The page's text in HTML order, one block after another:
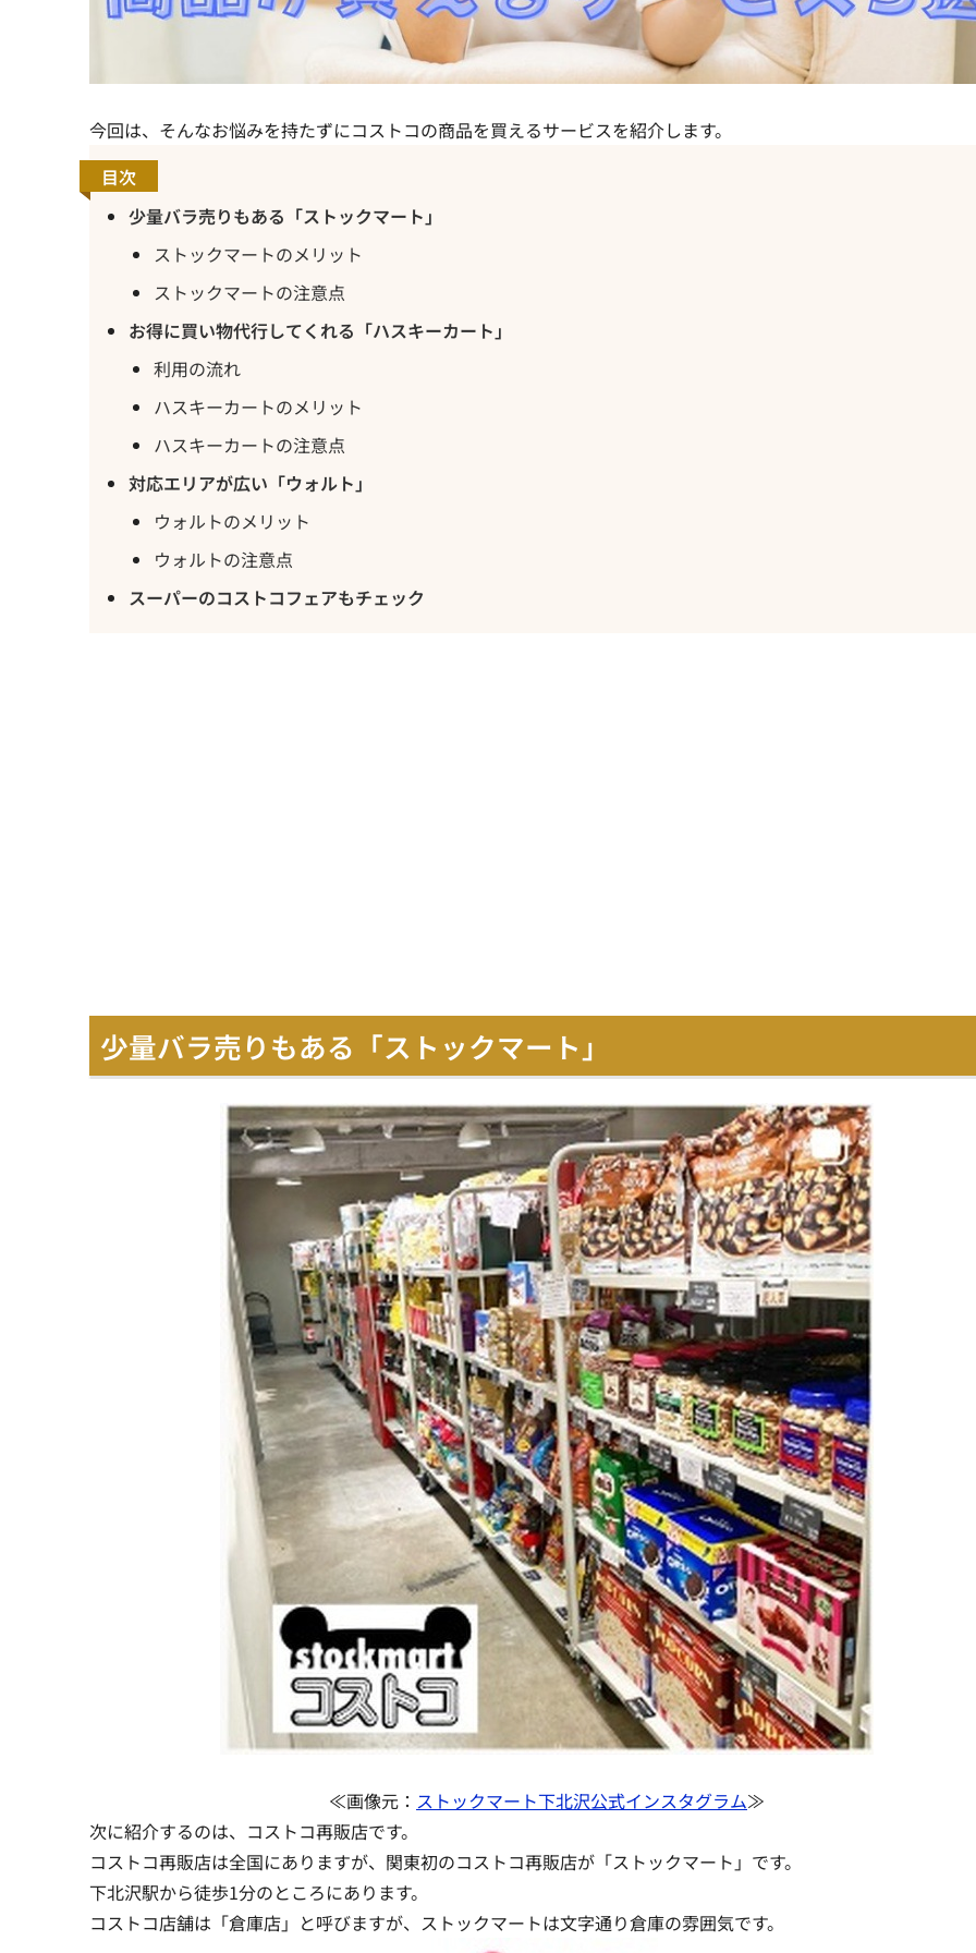
今回は、そんなお悩みを持たずにコストコの商品を買えるサービスを紹介します。
目次
少量バラ売りもある「ストックマート」
ストックマートのメリット
ストックマートの注意点
お得に買い物代行してくれる「ハスキーカート」
利用の流れ
ハスキーカートのメリット
ハスキーカートの注意点
対応エリアが広い「ウォルト」
ウォルトのメリット
ウォルトの注意点
スーパーのコストコフェアもチェック
少量バラ売りもある「ストックマート」
≪画像元： ストックマート下北沢公式インスタグラム≫
次に紹介するのは、コストコ再販店です。
コストコ再販店は全国にありますが、関東初のコストコ再販店が「ストックマート」です。
下北沢駅から徒歩1分のところにあります。
コストコ店舗は「倉庫店」と呼びますが、ストックマートは文字通り倉庫の雰囲気です。